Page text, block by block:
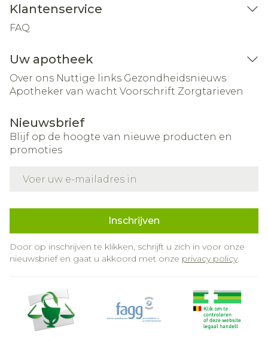
Klantenservice
FAQ
Uw apotheek
Over ons Nuttige links Gezondheidsnieuws
Apotheker van wacht Voorschrift Zorgtarieven
Nieuwsbrief
Blijf op de hoogte van nieuwe producten en
promoties
Inschrijven
Door op inschrijven te klikken, schrijft u zich in voor onze
nieuwsbrief en gaat u akkoord met onze privacy policy.